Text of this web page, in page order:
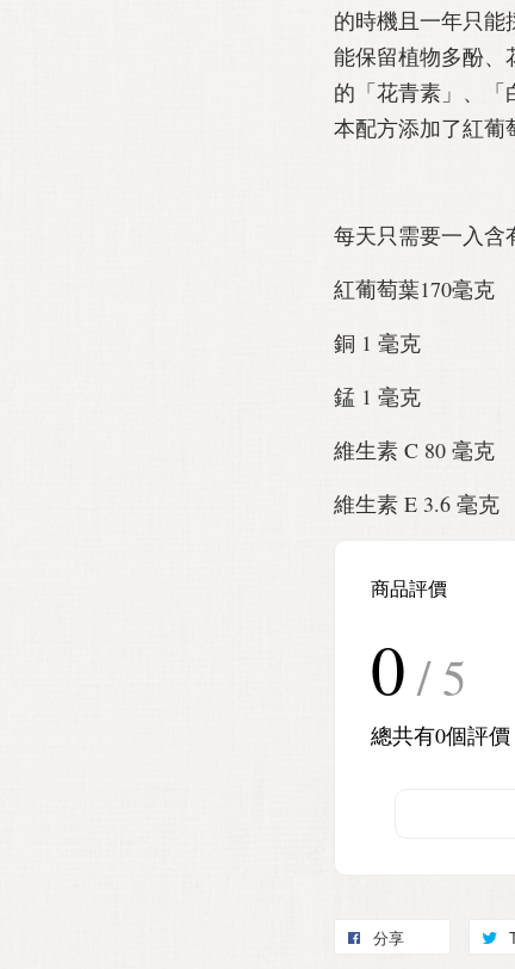
的時機且一年只
能保留植物多酚、
的「花青素」、「
本配方添加了紅葡
每天只需要一入含
紅葡萄葉170毫克
銅 1 毫克
錳 1 毫克
維生素 C 80 毫克
維生素 E 3.6 毫克
商品評價
0 / 5
總共有0個評價
分享